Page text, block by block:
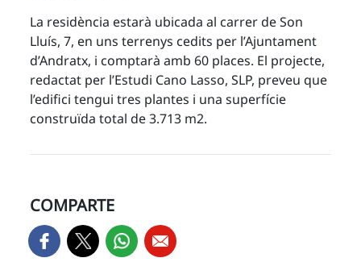
La residència estarà ubicada al carrer de Son
Lluís, 7, en uns terrenys cedits per l’Ajuntament
d’Andratx, i comptarà amb 60 places. El projecte,
redactat per l’Estudi Cano Lasso, SLP, preveu que
l’edifici tengui tres plantes i una superfície
construïda total de 3.713 m2.
COMPARTE